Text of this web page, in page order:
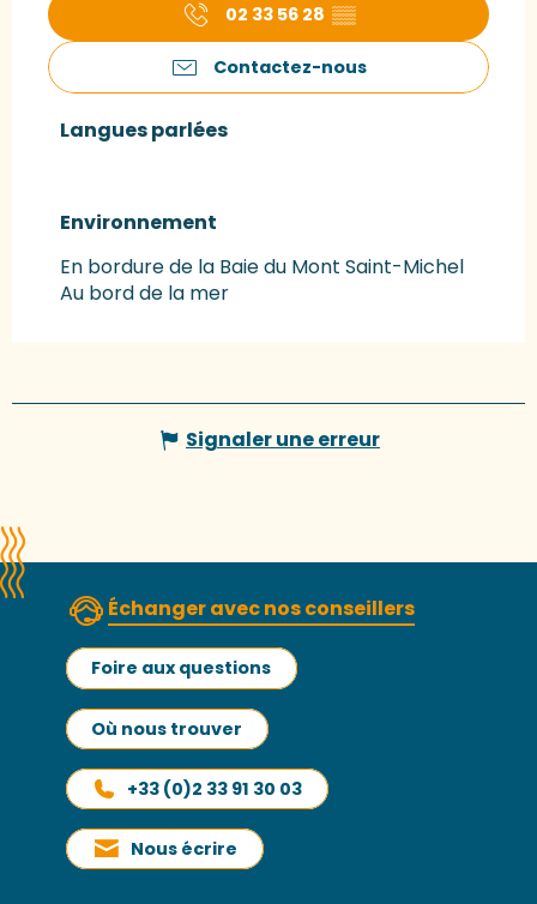
02 33 56 28 ▒▒
Contactez-nous
Langues parlées
Langues parlées
Environnement
Environnement
En bordure de la Baie du Mont Saint-Michel
Au bord de la mer
Signaler une erreur
Échanger avec nos conseillers
Foire aux questions
Où nous trouver
+33 (0)2 33 91 30 03
Nous écrire